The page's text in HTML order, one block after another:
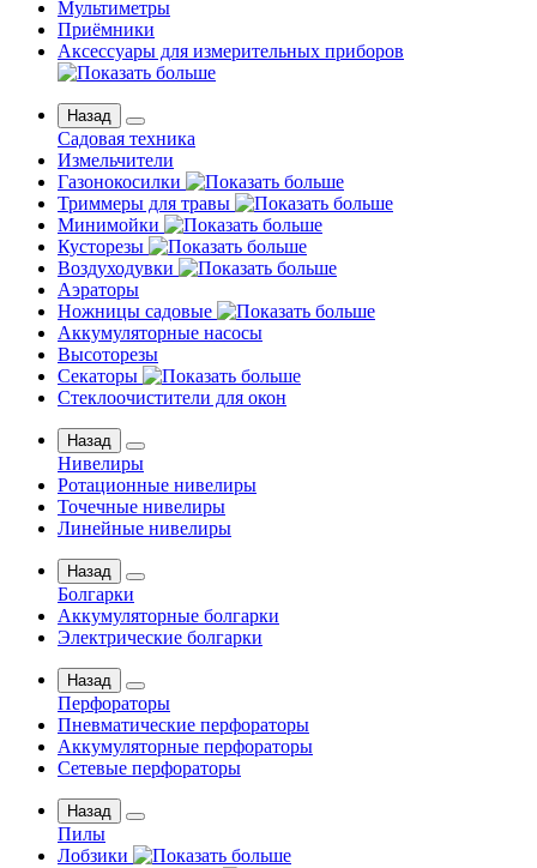
Мультиметры
Приёмники
Аксессуары для измерительных приборов
Назад
Садовая техника
Измельчители
Газонокосилки
Триммеры для травы
Минимойки
Кусторезы
Воздуходувки
Аэраторы
Ножницы садовые
Аккумуляторные насосы
Высоторезы
Секаторы
Стеклоочистители для окон
Назад
Нивелиры
Ротационные нивелиры
Точечные нивелиры
Линейные нивелиры
Назад
Болгарки
Аккумуляторные болгарки
Электрические болгарки
Назад
Перфораторы
Пневматические перфораторы
Аккумуляторные перфораторы
Сетевые перфораторы
Назад
Пилы
Лобзики